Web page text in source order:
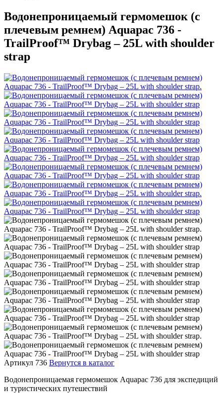
Водонепроницаемый гермомешок (с
плечевым ремнем) Aquapac 736 -
TrailProof™ Drybag – 25L with shoulder
strap
Артикул 736 Вернутся в каталог
Водонепроницаемая гермомешок Aquapac 736 для экспедиций
и туристических путешествий